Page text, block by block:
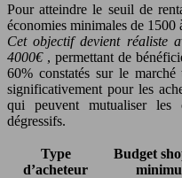
Pour atteindre le seuil de
économies minimales de 1500
Cet objectif devient réaliste
4000€ , permettant de
60% constatés sur le marché
significativement pour les
qui peuvent mutualiser
dégressifs.
Type
d’acheteur
Budget